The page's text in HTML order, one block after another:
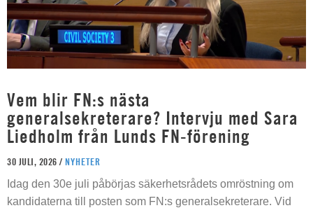
Vem blir FN:s nästa
generalsekreterare? Intervju med Sara
Liedholm från Lunds FN-förening
30 JULI, 2026 / NYHETER
Idag den 30e juli påbörjas säkerhetsrådets omröstning om
kandidaterna till posten som FN:s generalsekreterare. Vid